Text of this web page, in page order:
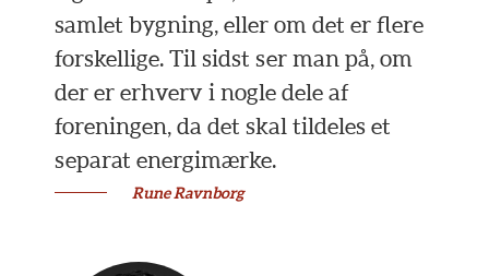
samlet bygning, eller om det er flere
forskellige. Til sidst ser man på, om
der er erhverv i nogle dele af
foreningen, da det skal tildeles et
separat energimærke.
Rune Ravnborg